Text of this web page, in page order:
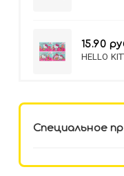
15.90
HELLO
Специальное